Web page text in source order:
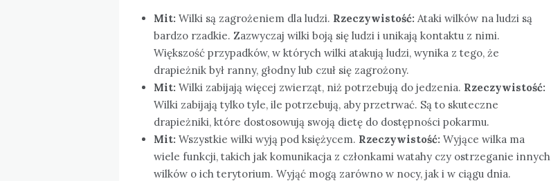
Mit: Wilki są zagrożeniem dla ludzi. Rzeczywistość: Ataki wilków na ludzi są
bardzo rzadkie. Zazwyczaj wilki boją się ludzi i unikają kontaktu z nimi.
Większość przypadków, w których wilki atakują ludzi, wynika z tego, że
drapieżnik był ranny, głodny lub czuł się zagrożony.
Mit: Wilki zabijają więcej zwierząt, niż potrzebują do jedzenia. Rzeczywistość:
Wilki zabijają tylko tyle, ile potrzebują, aby przetrwać. Są to skuteczne
drapieżniki, które dostosowują swoją dietę do dostępności pokarmu.
Mit: Wszystkie wilki wyją pod księżycem. Rzeczywistość: Wyjące wilka ma
wiele funkcji, takich jak komunikacja z członkami watahy czy ostrzeganie innych
wilków o ich terytorium. Wyjąć mogą zarówno w nocy, jak i w ciągu dnia.